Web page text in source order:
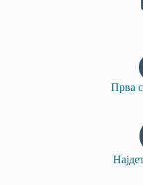
Прва